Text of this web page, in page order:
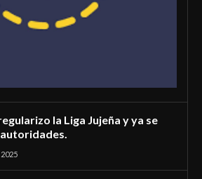
la Liga Jujeña y ya se